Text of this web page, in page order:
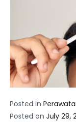
Posted in
Posted on July 29,